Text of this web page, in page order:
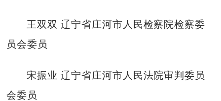
王双双 辽宁省庄河市人民检察院检察委
员会委员
宋振业 辽宁省庄河市人民法院审判委员
会委员